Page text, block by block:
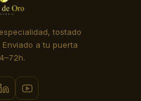
tostado
a tu puerta